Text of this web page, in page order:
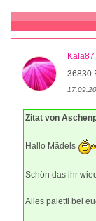
Kala87
36830
Zitat von
Hallo Mädels
Schön das ihr
Alles paletti bei